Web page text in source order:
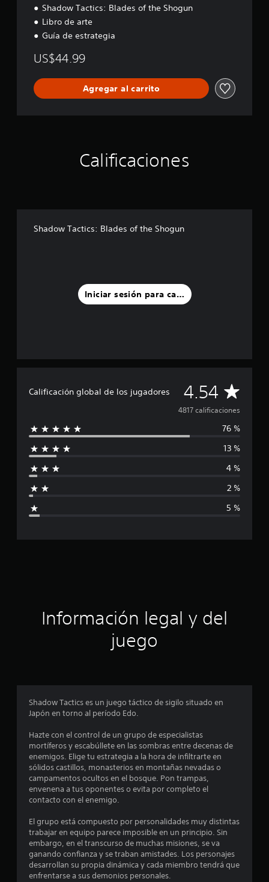
Shadow Tactics: Blades of the Shogun
Libro de arte
Guía de estrategia
US$44.99
Agregar al carrito
Calificaciones
Shadow Tactics: Blades of the Shogun
Iniciar sesión para calificar
Calificación global de los jugadores 4.54 C
a
a
ó
r
o
e
d
o
:
4
4817 calificaciones
76 %
13 %
4 %
2 %
5 %
Información legal y del
juego
Shadow Tactics es un juego táctico de sigilo situado en
Japón en torno al período Edo.
Hazte con el control de un grupo de especialistas
mortíferos y escabúllete en las sombras entre decenas de
enemigos. Elige tu estrategia a la hora de infiltrarte en
sólidos castillos, monasterios en montañas nevadas o
campamentos ocultos en el bosque. Pon trampas,
envenena a tus oponentes o evita por completo el
contacto con el enemigo.
El grupo está compuesto por personalidades muy distintas
trabajar en equipo parece imposible en un principio. Sin
embargo, en el transcurso de muchas misiones, se va
ganando confianza y se traban amistades. Los personajes
desarrollan su propia dinámica y cada miembro tendrá que
enfrentarse a sus demonios personales.